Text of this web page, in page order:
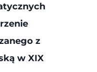
z
w XIX